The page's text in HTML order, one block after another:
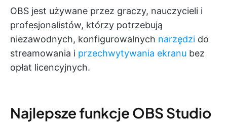
OBS jest używane przez graczy, nauczycieli i
profesjonalistów, którzy potrzebują
niezawodnych, konfigurowalnych narzędzi do
streamowania i przechwytywania ekranu bez
opłat licencyjnych.
Najlepsze funkcje OBS Studio